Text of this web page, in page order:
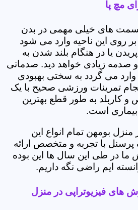
مچ پا
های خیلی مهمی در بدن
روی این ناحیه وارد می شود
یا در هنگام بلند شدن به
زیادی خواهد دید. صدماتی
وارد می گردد به سختی بهبودی
تمرینات ورزشی صحیح با یک
کاربلد به طور قطع بهترین
است.
بومهن تمام انواع این
پرسنل با تجربه و متخصص ارائه
در طی این سال ها این بوده
ایم راضی نگه داریم.
های فیزیوتراپی در منزل